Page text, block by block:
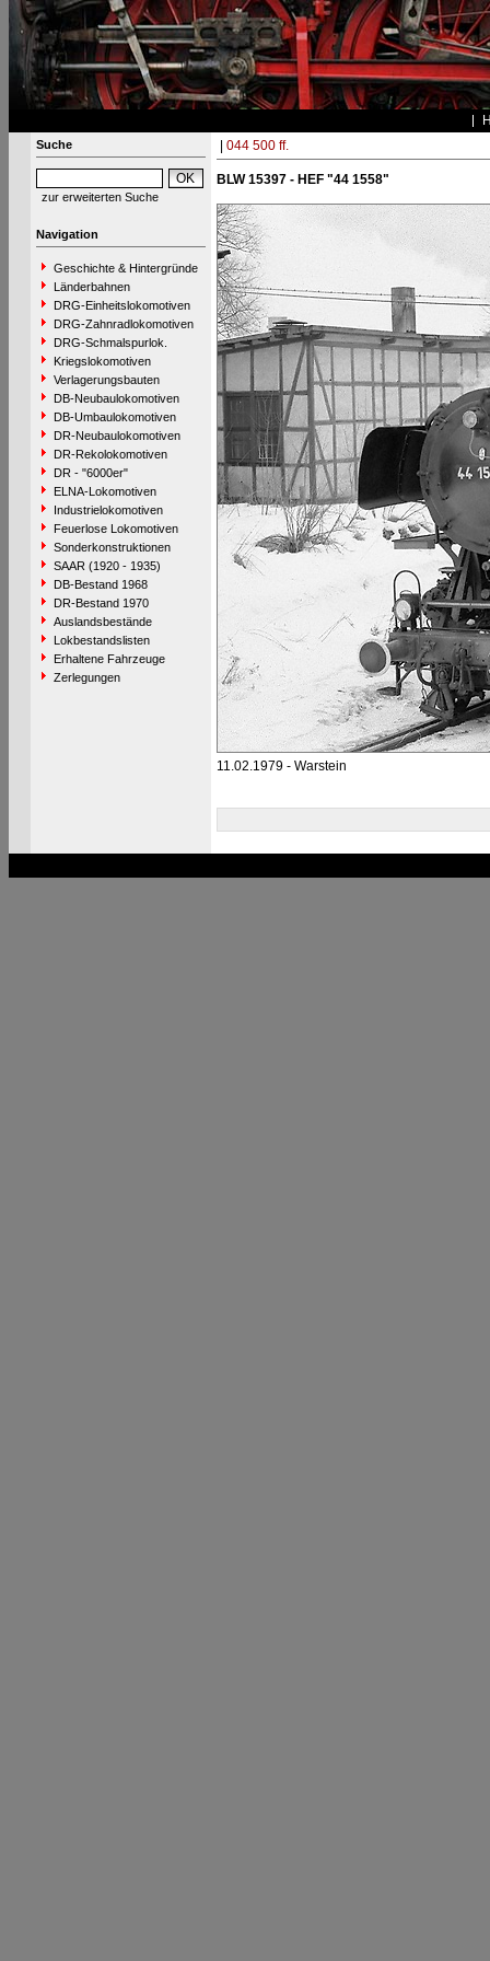
Suche
zur erweiterten Suche
Navigation
Geschichte & Hintergründe
Länderbahnen
DRG-Einheitslokomotiven
DRG-Zahnradlokomotiven
DRG-Schmalspurlok.
Kriegslokomotiven
Verlagerungsbauten
DB-Neubaulokomotiven
DB-Umbaulokomotiven
DR-Neubaulokomotiven
DR-Rekolokomotiven
DR - "6000er"
ELNA-Lokomotiven
Industrielokomotiven
Feuerlose Lokomotiven
Sonderkonstruktionen
SAAR (1920 - 1935)
DB-Bestand 1968
DR-Bestand 1970
Auslandsbestände
Lokbestandslisten
Erhaltene Fahrzeuge
Zerlegungen
044 500 ff.
BLW 15397 - HEF "44 1558"
11.02.1979 - Warstein